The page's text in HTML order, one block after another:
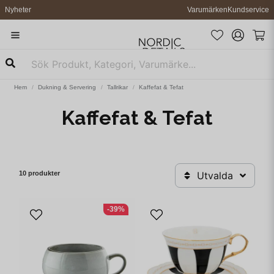
Nyheter VarumärkenKundservice
Hem Dukning & Servering Tallrikar Kaffefat & Tefat
Kaffefat & Tefat
10 produkter Utvalda
-39%